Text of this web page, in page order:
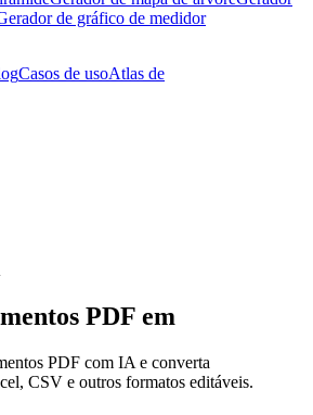
de gráfico de medidor
Casos de usoAtlas de
PDF em
PDF com IA e converta
CSV e outros formatos editáveis.